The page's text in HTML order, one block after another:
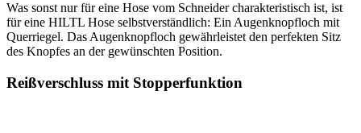
Was sonst nur für eine Hose vom Schneider charakteristisch ist, ist
für eine HILTL Hose selbstverständlich: Ein Augenknopfloch mit
Querriegel. Das Augenknopfloch gewährleistet den perfekten Sitz
des Knopfes an der gewünschten Position.
Reißverschluss mit Stopperfunktion